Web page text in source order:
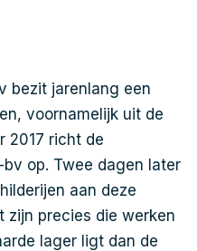
bezit jarenlang een
voornamelijk uit de
2017 richt de
op. Twee dagen later
aan deze
zijn precies die werken
lager ligt dan de